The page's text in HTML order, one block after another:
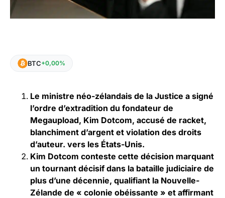
BTC+0,00%
Le ministre néo-zélandais de la Justice a signé
l’ordre d’extradition du fondateur de
Megaupload, Kim Dotcom, accusé de racket,
blanchiment d’argent et violation des droits
d’auteur. vers les États-Unis.
Kim Dotcom conteste cette décision marquant
un tournant décisif dans la bataille judiciaire de
plus d’une décennie, qualifiant la Nouvelle-
Zélande de « colonie obéissante » et affirmant